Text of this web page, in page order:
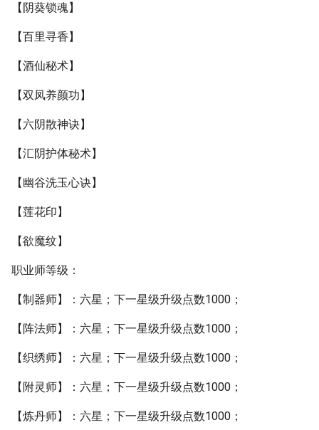
【阴葵锁魂】
【百里寻香】
【酒仙秘术】
【双凤养颜功】
【六阴散神诀】
【汇阴护体秘术】
【幽谷洗玉心诀】
【莲花印】
【欲魔纹】
职业师等级：
【制器师】：六星；下一星级升级点数1000；
【阵法师】：六星；下一星级升级点数1000；
【织绣师】：六星；下一星级升级点数1000；
【附灵师】：六星；下一星级升级点数1000；
【炼丹师】：六星；下一星级升级点数1000；